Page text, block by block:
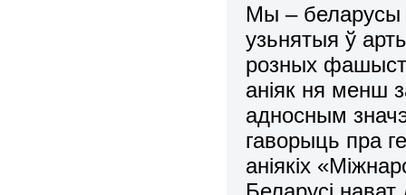
Мы – беларусы
узьнятыя ў
розных
аніяк ня менш
адносным
гаворыць пра
аніякіх